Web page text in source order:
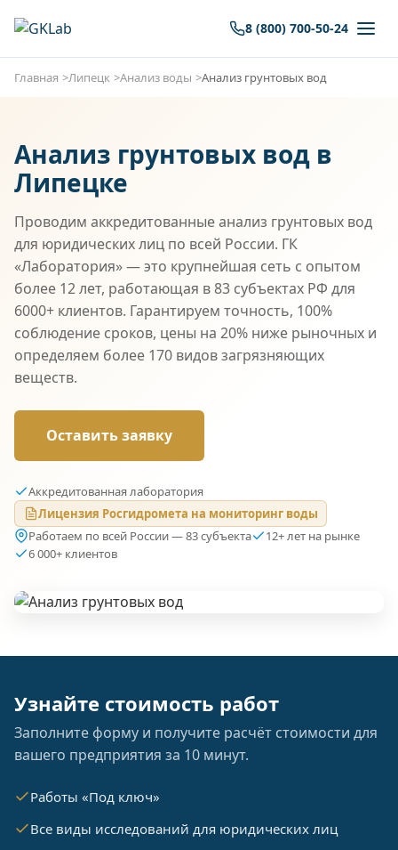
8 (800) 700-50-24
Главная Липецк Анализ воды Анализ грунтовых вод
Анализ грунтовых вод в
Липецке
Проводим аккредитованные анализ грунтовых вод
для юридических лиц по всей России. ГК
«Лаборатория» — это крупнейшая сеть с опытом
более 12 лет, работающая в 83 субъектах РФ для
6000+ клиентов. Гарантируем точность, 100%
соблюдение сроков, цены на 20% ниже рыночных и
определяем более 170 видов загрязняющих
веществ.
Оставить заявку
Аккредитованная лаборатория
Лицензия Росгидромета на мониторинг воды
Работаем по всей России — 83 субъекта
12+ лет на рынке
6 000+ клиентов
Узнайте стоимость работ
Заполните форму и получите расчёт стоимости для
вашего предприятия за 10 минут.
Работы «Под ключ»
Все виды исследований для юридических лиц